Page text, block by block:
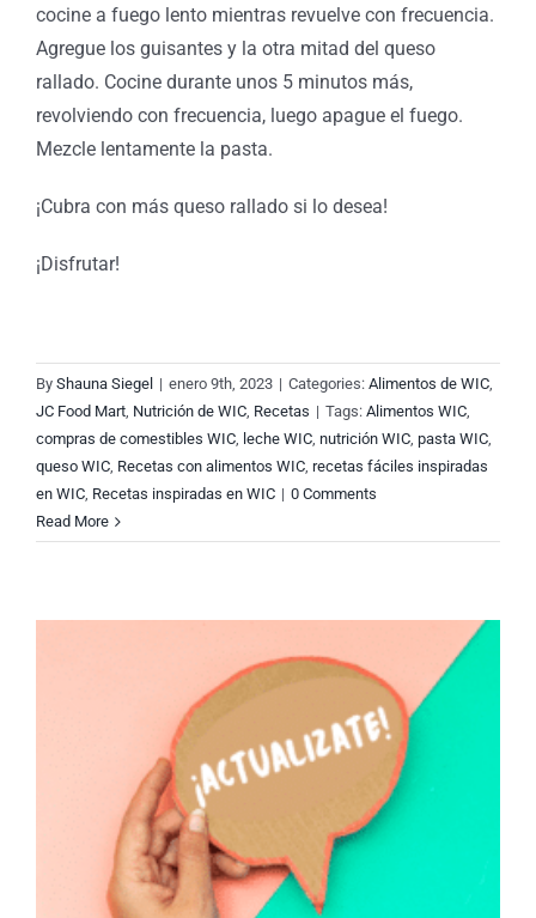
cocine a fuego lento mientras revuelve con frecuencia.
Agregue los guisantes y la otra mitad del queso
rallado. Cocine durante unos 5 minutos más,
revolviendo con frecuencia, luego apague el fuego.
Mezcle lentamente la pasta.
¡Cubra con más queso rallado si lo desea!
¡Disfrutar!
By Shauna Siegel | enero 9th, 2023 | Categories: Alimentos de WIC,
JC Food Mart, Nutrición de WIC, Recetas | Tags: Alimentos WIC,
compras de comestibles WIC, leche WIC, nutrición WIC, pasta WIC,
queso WIC, Recetas con alimentos WIC, recetas fáciles inspiradas
en WIC, Recetas inspiradas en WIC | 0 Comments
Read More